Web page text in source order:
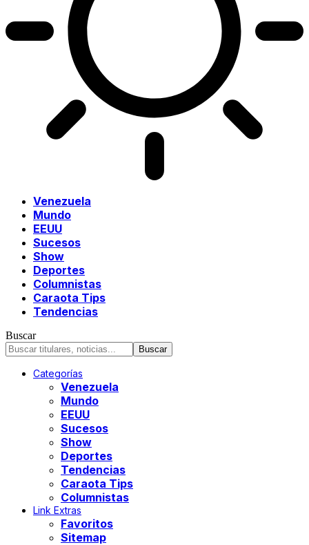
Venezuela
Mundo
EEUU
Sucesos
Show
Deportes
Columnistas
Caraota Tips
Tendencias
Buscar
Categorías
Venezuela
Mundo
EEUU
Sucesos
Show
Deportes
Tendencias
Caraota Tips
Columnistas
Link Extras
Favoritos
Sitemap